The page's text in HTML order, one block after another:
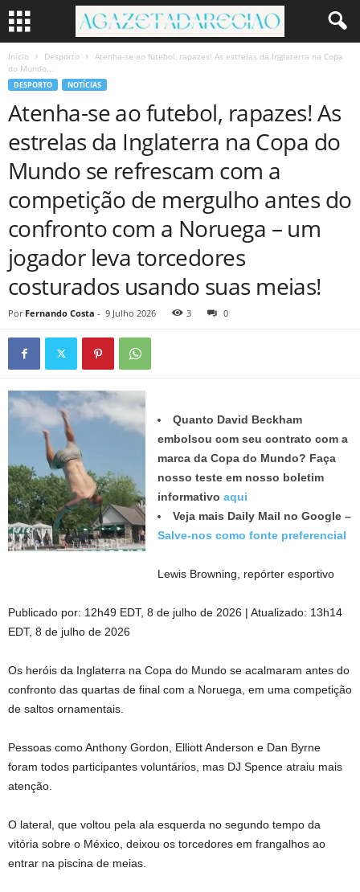
Início Desporto
Atenha-se ao futebol, rapazes! As estrelas da Inglaterra na Copa
do Mundo...
DESPORTO NOTÍCIAS
Atenha-se ao futebol, rapazes! As
estrelas da Inglaterra na Copa do
Mundo se refrescam com a
competição de mergulho antes do
confronto com a Noruega – um
jogador leva torcedores
costurados usando suas meias!
Por Fernando Costa - 9 Julho 2026 3 0
Quanto David Beckham
embolsou com seu contrato com a
marca da Copa do Mundo? Faça
nosso teste em nosso boletim
informativoaqui
Veja mais Daily Mail no Google –
Salve-nos como fonte preferencial
Lewis Browning, repórter esportivo
Publicado por: 12h49 EDT, 8 de julho de 2026 | Atualizado: 13h14
EDT, 8 de julho de 2026
Os heróis da Inglaterra na Copa do Mundo se acalmaram antes do
confronto das quartas de final com a Noruega, em uma competição
de saltos ornamentais.
Pessoas como Anthony Gordon, Elliott Anderson e Dan Byrne
foram todos participantes voluntários, mas DJ Spence atraiu mais
atenção.
O lateral, que voltou pela ala esquerda no segundo tempo da
vitória sobre o México, deixou os torcedores em frangalhos ao
entrar na piscina de meias.